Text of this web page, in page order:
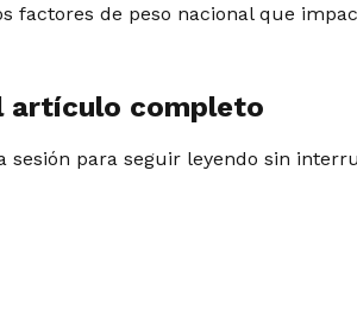
factores de peso nacional que
artículo completo
sesión para seguir leyendo sin